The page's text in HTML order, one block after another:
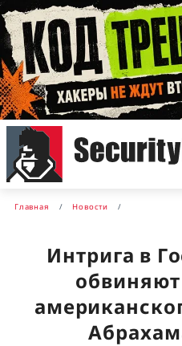
Главная Новости
Интрига в